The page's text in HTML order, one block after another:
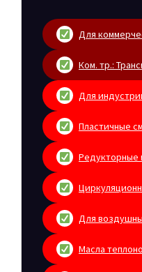
Для
Ком. тр.:
Для
Пластичные
Редукторные
Для
Масла